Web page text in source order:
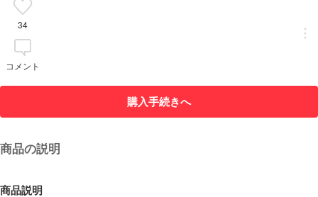
34
コメント
購入手続きへ
商品の説明
商品説明